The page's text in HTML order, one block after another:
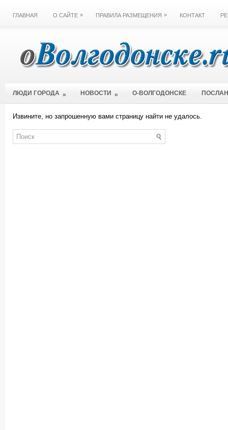
ГЛАВНАЯ О САЙТЕ » ПРАВИЛА РАЗМЕЩЕНИЯ » КОНТАКТ
ЛЮДИ ГОРОДА » НОВОСТИ » О-ВОЛГОДОНСКЕ
Извините, но запрошенную вами страницу найти не удалось.